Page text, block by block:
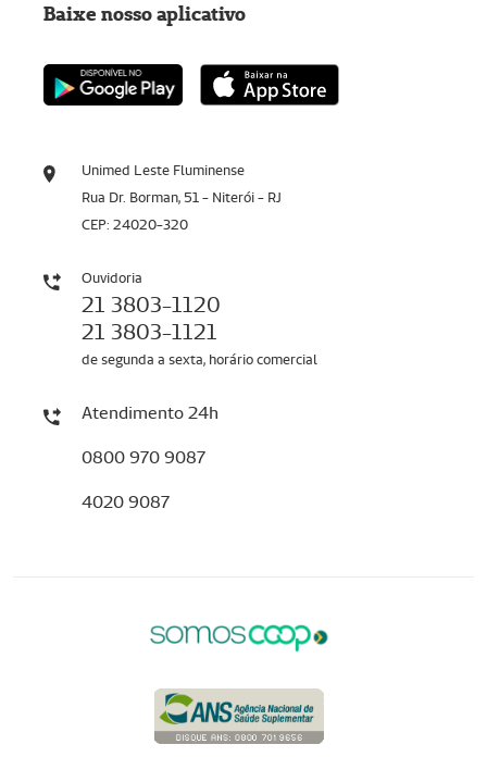
Unimed Leste Fluminense
Rua Dr. Borman, 51 - Niterói - RJ
CEP: 24020-320
Ouvidoria
21 3803-1120
21 3803-1121
de segunda a sexta, horário comercial
Atendimento 24h
0800 970 9087
4020 9087
Baixe nosso aplicativo